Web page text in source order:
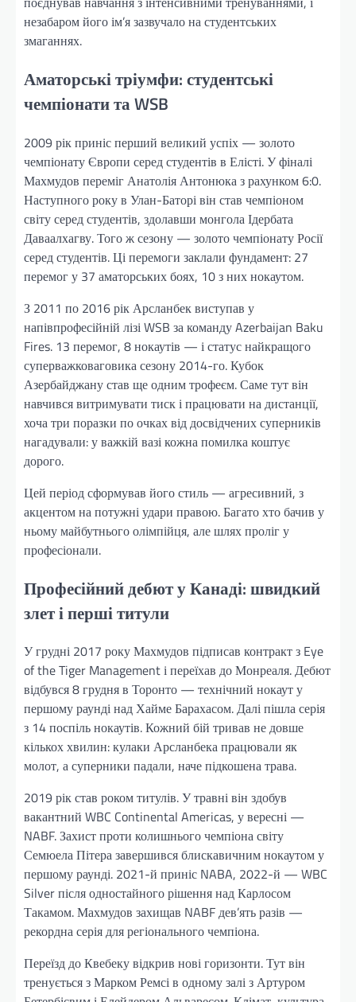
незабаром його ім’я зазвучало на студентських
змаганнях.
Аматорські тріумфи: студентські
чемпіонати та WSB
2009 рік приніс перший великий успіх — золото
чемпіонату Європи серед студентів в Елісті. У фіналі
Махмудов переміг Анатолія Антонюка з рахунком 6:0.
Наступного року в Улан-Баторі він став чемпіоном
світу серед студентів, здолавши монгола Ідербата
Даваалхагву. Того ж сезону — золото чемпіонату Росії
серед студентів. Ці перемоги заклали фундамент: 27
перемог у 37 аматорських боях, 10 з них нокаутом.
З 2011 по 2016 рік Арсланбек виступав у
напівпрофесійній лізі WSB за команду Azerbaijan Baku
Fires. 13 перемог, 8 нокаутів — і статус найкращого
суперважковаговика сезону 2014-го. Кубок
Азербайджану став ще одним трофеєм. Саме тут він
навчився витримувати тиск і працювати на дистанції,
хоча три поразки по очках від досвідчених суперників
нагадували: у важкій вазі кожна помилка коштує
дорого.
Цей період сформував його стиль — агресивний, з
акцентом на потужні удари правою. Багато хто бачив у
ньому майбутнього олімпійця, але шлях проліг у
професіонали.
Професійний дебют у Канаді: швидкий
злет і перші титули
У грудні 2017 року Махмудов підписав контракт з Eye
of the Tiger Management і переїхав до Монреаля. Дебют
відбувся 8 грудня в Торонто — технічний нокаут у
першому раунді над Хайме Барахасом. Далі пішла серія
з 14 поспіль нокаутів. Кожний бій тривав не довше
кількох хвилин: кулаки Арсланбека працювали як
молот, а суперники падали, наче підкошена трава.
2019 рік став роком титулів. У травні він здобув
вакантний WBC Continental Americas, у вересні —
NABF. Захист проти колишнього чемпіона світу
Семюела Пітера завершився блискавичним нокаутом у
першому раунді. 2021-й приніс NABA, 2022-й — WBC
Silver після одностайного рішення над Карлосом
Такамом. Махмудов захищав NABF дев’ять разів —
рекордна серія для регіонального чемпіона.
Переїзд до Квебеку відкрив нові горизонти. Тут він
тренується з Марком Ремсі в одному залі з Артуром